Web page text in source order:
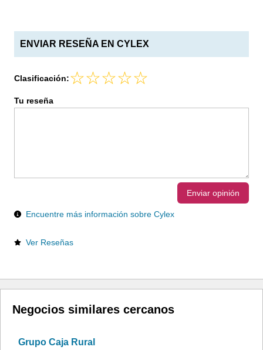
ENVIAR RESEÑA EN CYLEX
Clasificación:
Tu reseña
Enviar opinión
Encuentre más información sobre Cylex
Ver Reseñas
Negocios similares cercanos
Grupo Caja Rural